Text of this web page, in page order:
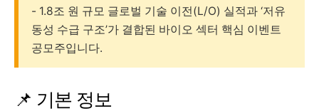
- 1.8조 원 규모 글로벌 기술 이전(L/O) 실적과 ‘저유
동성 수급 구조’가 결합된 바이오 섹터 핵심 이벤트
공모주입니다.
📌 기본 정보